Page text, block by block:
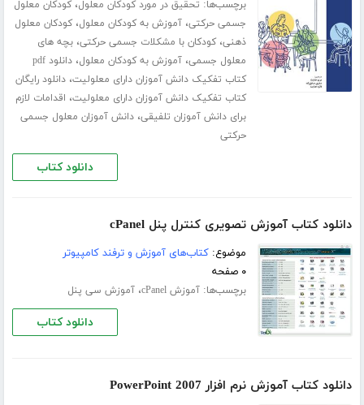
برچسب‌ها: تحقیق در مورد کودکان معلول،کودکان معلول
جسمی حرکتی،آموزش به کودکان معلول،کودکان معلول
ذهنی،کودکان با مشکلات جسمی حرکتی،بچه های
معلول جسمی،آموزش به کودکان معلول،
دانلود pdf
کتاب تفکیک دانش آموزان دارای معلولیت،دانلود رایگان
کتاب تفکیک دانش آموزان دارای معلولیت، اقدامات لازم
برای دانش آموزان تلفیقی،دانش آموزان معلول جسمی
حرکتی
دانلود کتاب
دانلود کتاب آموزش تصویری کنترل پنل cPanel
موضوع:کتاب‌های آموزش و ترفند کامپیوتر
۰ صفحه
برچسب‌ها:آموزش cPanel ،آموزش سی پنل
دانلود کتاب
دانلود کتاب آموزش نرم افزار PowerPoint 2007